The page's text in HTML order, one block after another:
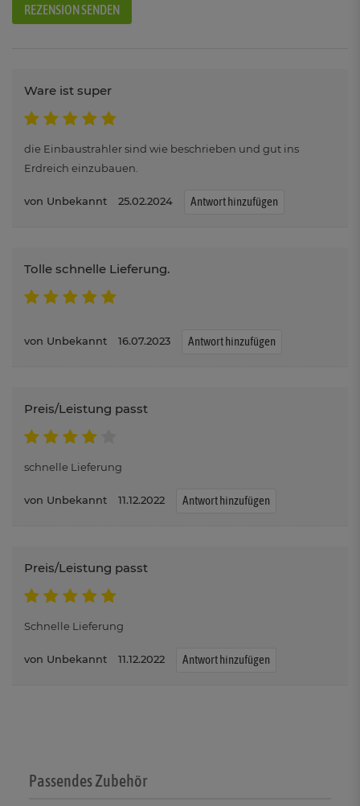
REZENSION SENDEN
Ware ist super
die Einbaustrahler sind wie beschrieben und gut ins
Erdreich einzubauen.
Unbekannt 25.02.2024 Antwort hinzufügen
Tolle schnelle Lieferung.
Unbekannt 16.07.2023 Antwort hinzufügen
Preis/Leistung passt
schnelle Lieferung
Unbekannt 11.12.2022 Antwort hinzufügen
Preis/Leistung passt
Schnelle Lieferung
Unbekannt 11.12.2022 Antwort hinzufügen
Passendes Zubehör